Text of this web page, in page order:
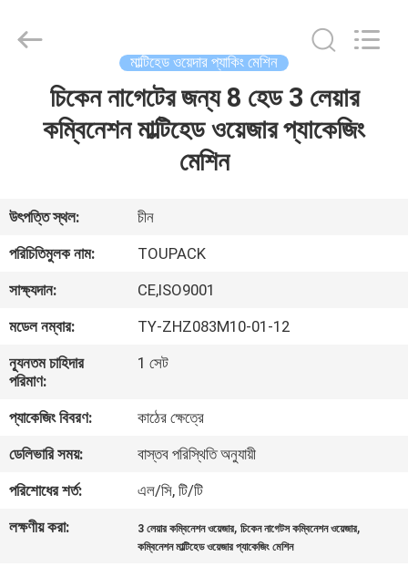
আমাদের
সম্পর্কে
ফ্যাক্টরি
ট্যুর
নিয়ন্ত্রণ
আমাদের
সাথে
মাল্টিহেড ওয়েদার প্যাকিং মেশিন
চিকেন নাগেটের জন্য 8 হেড 3 লেয়ার
কম্বিনেশন মাল্টিহেড ওয়েজার প্যাকেজিং
মেশিন
উৎপত্তি স্থল:
চীন
পরিচিতিমুলক নাম:
TOUPACK
সাক্ষ্যদান:
CE,ISO9001
মডেল নম্বার:
TY-ZHZ083M10-01-12
ন্যূনতম চাহিদার
পরিমাণ:
1 সেট
প্যাকেজিং বিবরণ:
কাঠের ক্ষেত্রে
ডেলিভারি সময়:
বাস্তব পরিস্থিতি অনুযায়ী
পরিশোধের শর্ত:
এল/সি, টি/টি
লক্ষণীয় করা:
3 লেয়ার কম্বিনেশন ওয়েজার,চিকেন নাগেটস কম্বিনেশন ওয়েজার,
কম্বিনেশন মাল্টিহেড ওয়েজার প্যাকেজিং মেশিন